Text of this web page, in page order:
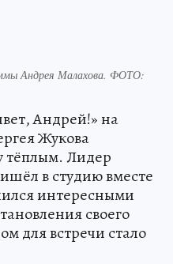
Андрея Малахова. ФОТО:
Андрей!» на
Жукова
тёплым. Лидер
в студию вместе
интересными
своего
для встречи стало